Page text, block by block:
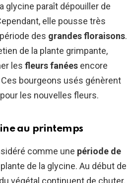
#Wisteria
zhWNOkqxQ
g
April
4, 2019
glycine paraît dépouiller de
elle pousse très
des grandes floraisons.
de la plante grimpante,
les fleurs fanées encore
bourgeons usés génèrent
les nouvelles fleurs.
au printemps
comme une période de
de la glycine. Au début de
du végétal continuent de chuter.